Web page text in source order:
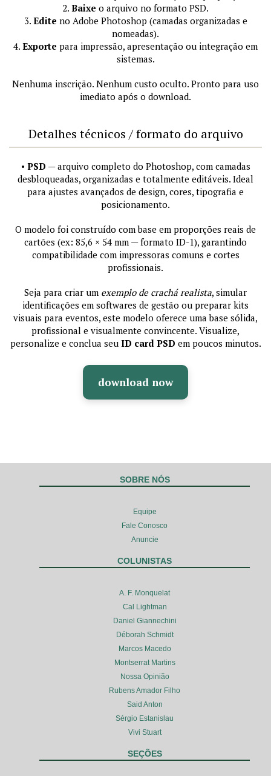
2. Baixe o arquivo no formato PSD.
3. Edite no Adobe Photoshop (camadas organizadas e
nomeadas).
4. Exporte para impressão, apresentação ou integração em
sistemas.
Nenhuma inscrição. Nenhum custo oculto. Pronto para uso
imediato após o download.
Detalhes técnicos / formato do arquivo
• PSD — arquivo completo do Photoshop, com camadas
desbloqueadas, organizadas e totalmente editáveis. Ideal
para ajustes avançados de design, cores, tipografia e
posicionamento.
O modelo foi construído com base em proporções reais de
cartões (ex: 85,6 × 54 mm — formato ID-1), garantindo
compatibilidade com impressoras comuns e cortes
profissionais.
Seja para criar um exemplo de crachá realista, simular
identificações em softwares de gestão ou preparar kits
visuais para eventos, este modelo oferece uma base sólida,
profissional e visualmente convincente. Visualize,
personalize e conclua seu ID card PSD em poucos minutos.
download now
SOBRE NÓS
Equipe
Fale Conosco
Anuncie
COLUNISTAS
A. F. Monquelat
Cal Lightman
Daniel Giannechini
Déborah Schmidt
Marcos Macedo
Montserrat Martins
Nossa Opinião
Rubens Amador Filho
Said Anton
Sérgio Estanislau
Vivi Stuart
SEÇÕES